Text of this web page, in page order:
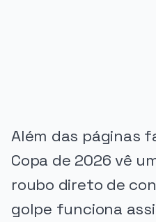
Além das páginas
Copa de 2026 vê
roubo direto de
golpe funciona